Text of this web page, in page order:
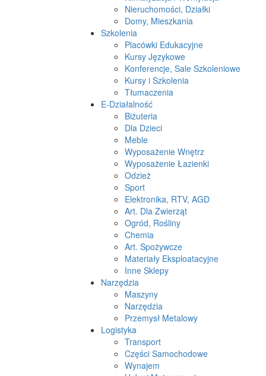
Nieruchomości, Działki
Domy, Mieszkania
Szkolenia
Placówki Edukacyjne
Kursy Językowe
Konferencje, Sale Szkoleniowe
Kursy i Szkolenia
Tłumaczenia
E-Działalność
Biżuteria
Dla Dzieci
Meble
Wyposażenie Wnętrz
Wyposażenie Łazienki
Odzież
Sport
Elektronika, RTV, AGD
Art. Dla Zwierząt
Ogród, Rośliny
Chemia
Art. Spożywcze
Materiały Eksploatacyjne
Inne Sklepy
Narzędzia
Maszyny
Narzędzia
Przemysł Metalowy
Logistyka
Transport
Części Samochodowe
Wynajem